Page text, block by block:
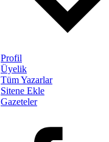
Profil
Üyelik
Tüm Yazarlar
Sitene Ekle
Gazeteler